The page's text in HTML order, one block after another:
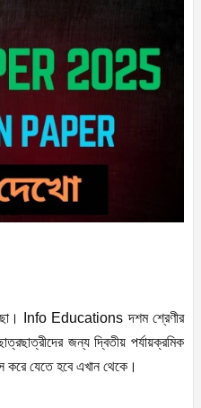
Info Educations দশম শ্রেণীর
জন্য দ্বিতীয় পর্যায়ক্রমিক
যেতে হবে এখান থেকে।